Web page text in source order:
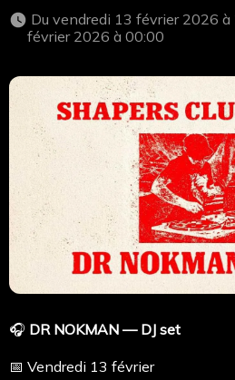
février 2026 à 00:00
🎧 DR NOKMAN — DJ set
📅 Vendredi 13 février